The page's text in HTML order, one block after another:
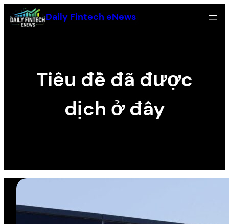
Skip
to
Daily Fintech eNews
Tiêu đề đã được
dịch ở đây